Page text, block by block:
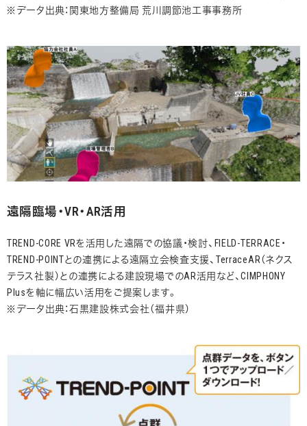
※データ出典：関東地方整備局 荒川調節池工事事務所
遠隔臨場・VR・AR活用
TREND-CORE VRを活用した遠隔での協議・検討、FIELD-TERRACE・
TREND-POINTとの連携による遠隔立会検査支援、TerraceAR（ネクス
テラス社製）との連携による建設現場でのAR活用など、CIMPHONY
Plusを軸に幅広い活用をご提案します。
※データ出典：石黒建設株式会社（福井県）